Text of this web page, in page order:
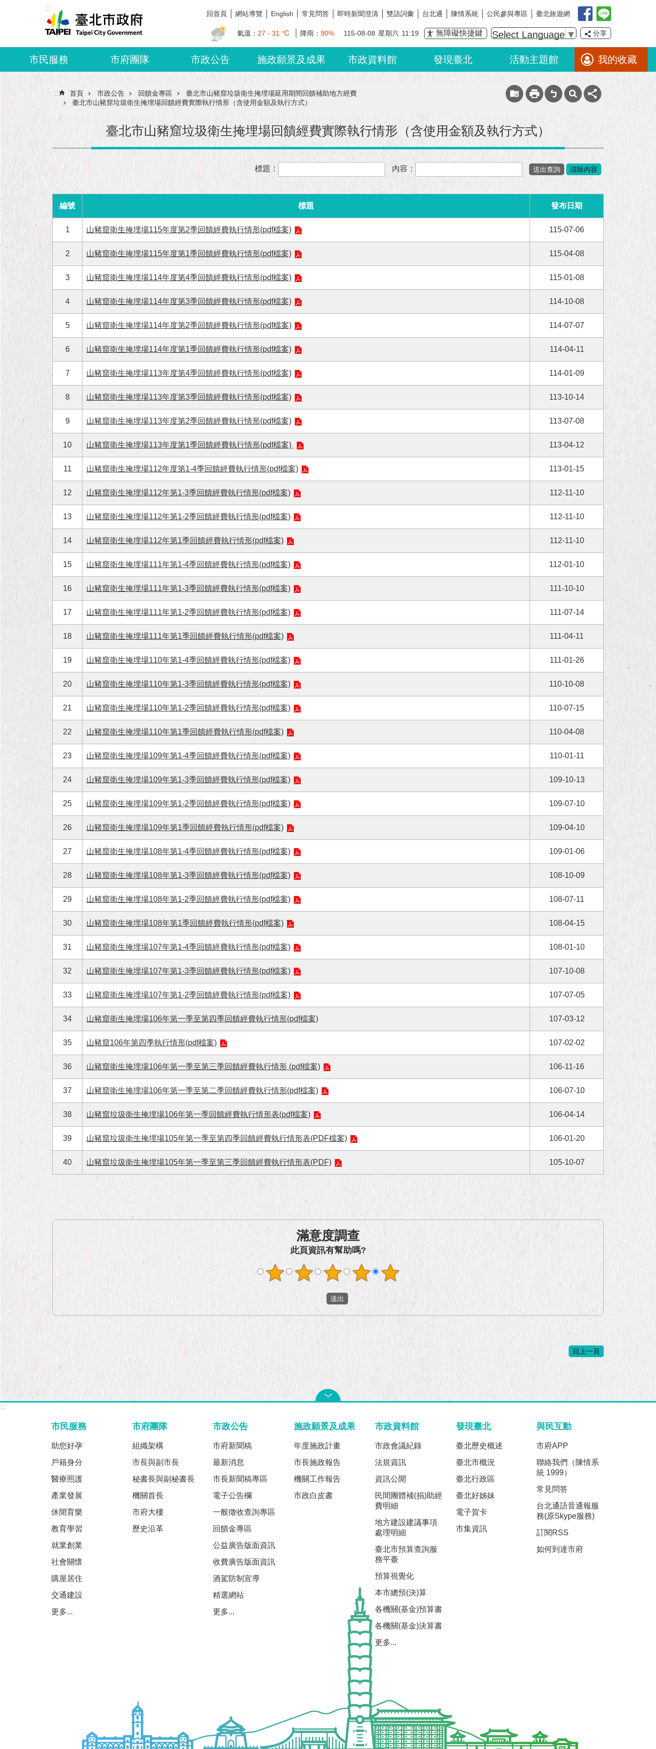
跳到主要內容區塊
:::
回首頁 網站導覽 English 常見問答 即時新聞澄清 雙語詞彙 台北通 陳情系統 公民參與專區 臺北旅遊網
氣溫： 27 - 31 ℃ 降雨： 90% 115-08-08 星期六 11:19 無障礙快捷鍵 Select Language ▼ 分享
市民服務 市府團隊 市政公告 施政願景及成果 市政資料館 發現臺北 活動主題館 我的收藏
::: 首頁 市政公告 回饋金專區
臺北市山豬窟垃圾衛生掩埋場延用期間回饋補助地方經費
臺北市山豬窟垃圾衛生掩埋場回饋經費實際執行情形（含使用金額及執行方式）
臺北市山豬窟垃圾衛生掩埋場回饋經費實際執行情形（含使用金額及執行方式）
標題： 內容：
編號 標題 發布日期
1 山豬窟衛生掩埋場115年度第2季回饋經費執行情形(pdf檔案) 115-07-06
2 山豬窟衛生掩埋場115年度第1季回饋經費執行情形(pdf檔案) 115-04-08
3 山豬窟衛生掩埋場114年度第4季回饋經費執行情形(pdf檔案) 115-01-08
4 山豬窟衛生掩埋場114年度第3季回饋經費執行情形(pdf檔案) 114-10-08
5 山豬窟衛生掩埋場114年度第2季回饋經費執行情形(pdf檔案) 114-07-07
6 山豬窟衛生掩埋場114年度第1季回饋經費執行情形(pdf檔案) 114-04-11
7 山豬窟衛生掩埋場113年度第4季回饋經費執行情形(pdf檔案) 114-01-09
8 山豬窟衛生掩埋場113年度第3季回饋經費執行情形(pdf檔案) 113-10-14
9 山豬窟衛生掩埋場113年度第2季回饋經費執行情形(pdf檔案) 113-07-08
10 山豬窟衛生掩埋場113年度第1季回饋經費執行情形(pdf檔案) 113-04-12
11 山豬窟衛生掩埋場112年度第1-4季回饋經費執行情形(pdf檔案) 113-01-15
12 山豬窟衛生掩埋場112年第1-3季回饋經費執行情形(pdf檔案) 112-11-10
13 山豬窟衛生掩埋場112年第1-2季回饋經費執行情形(pdf檔案) 112-11-10
14 山豬窟衛生掩埋場112年第1季回饋經費執行情形(pdf檔案) 112-11-10
15 山豬窟衛生掩埋場111年第1-4季回饋經費執行情形(pdf檔案) 112-01-10
16 山豬窟衛生掩埋場111年第1-3季回饋經費執行情形(pdf檔案) 111-10-10
17 山豬窟衛生掩埋場111年第1-2季回饋經費執行情形(pdf檔案) 111-07-14
18 山豬窟衛生掩埋場111年第1季回饋經費執行情形(pdf檔案) 111-04-11
19 山豬窟衛生掩埋場110年第1-4季回饋經費執行情形(pdf檔案) 111-01-26
20 山豬窟衛生掩埋場110年第1-3季回饋經費執行情形(pdf檔案) 110-10-08
21 山豬窟衛生掩埋場110年第1-2季回饋經費執行情形(pdf檔案) 110-07-15
22 山豬窟衛生掩埋場110年第1季回饋經費執行情形(pdf檔案) 110-04-08
23 山豬窟衛生掩埋場109年第1-4季回饋經費執行情形(pdf檔案) 110-01-11
24 山豬窟衛生掩埋場109年第1-3季回饋經費執行情形(pdf檔案) 109-10-13
25 山豬窟衛生掩埋場109年第1-2季回饋經費執行情形(pdf檔案) 109-07-10
26 山豬窟衛生掩埋場109年第1季回饋經費執行情形(pdf檔案) 109-04-10
27 山豬窟衛生掩埋場108年第1-4季回饋經費執行情形(pdf檔案) 109-01-06
28 山豬窟衛生掩埋場108年第1-3季回饋經費執行情形(pdf檔案) 108-10-09
29 山豬窟衛生掩埋場108年第1-2季回饋經費執行情形(pdf檔案) 108-07-11
30 山豬窟衛生掩埋場108年第1季回饋經費執行情形(pdf檔案) 108-04-15
31 山豬窟衛生掩埋場107年第1-4季回饋經費執行情形(pdf檔案) 108-01-10
32 山豬窟衛生掩埋場107年第1-3季回饋經費執行情形(pdf檔案) 107-10-08
33 山豬窟衛生掩埋場107年第1-2季回饋經費執行情形(pdf檔案) 107-07-05
34 山豬窟衛生掩埋場106年第一季至第四季回饋經費執行情形(pdf檔案) 107-03-12
35 山豬窟106年第四季執行情形(pdf檔案) 107-02-02
36 山豬窟衛生掩埋場106年第一季至第三季回饋經費執行情形 (pdf檔案) 106-11-16
37 山豬窟衛生掩埋場106年第一季至第二季回饋經費執行情形(pdf檔案) 106-07-10
38 山豬窟垃圾衛生掩埋場106年第一季回饋經費執行情形表(pdf檔案) 106-04-14
39 山豬窟垃圾衛生掩埋場105年第一季至第四季回饋經費執行情形表(PDF檔案) 106-01-20
40 山豬窟垃圾衛生掩埋場105年第一季至第三季回饋經費執行情形表(PDF) 105-10-07
滿意度調查
此頁資訊有幫助嗎?
回上一頁
:::
市民服務
助您好孕
戶籍身分
醫療照護
產業發展
休閒育樂
教育學習
就業創業
社會關懷
購屋居住
交通建設
更多...
市府團隊
組織架構
市長與副市長
秘書長與副秘書長
機關首長
市府大樓
歷史沿革
市政公告
市府新聞稿
最新消息
市長新聞稿專區
電子公告欄
一般徵收查詢專區
回饋金專區
公益廣告版面資訊
收費廣告版面資訊
酒駕防制宣導
精選網站
更多...
施政願景及成果
年度施政計畫
市長施政報告
機關工作報告
市政白皮書
市政資料館
市政會議紀錄
法規資訊
資訊公開
民間團體補(捐)助經
費明細
地方建設建議事項
處理明細
臺北市預算查詢服
務平臺
預算視覺化
本市總預(決)算
各機關(基金)預算書
各機關(基金)決算書
更多...
發現臺北
臺北歷史概述
臺北市概況
臺北行政區
臺北好姊妹
電子賀卡
市集資訊
與民互動
市府APP
聯絡我們（陳情系
統 1999）
常見問答
台北通語音通報服
務(原Skype服務)
訂閱RSS
如何到達市府